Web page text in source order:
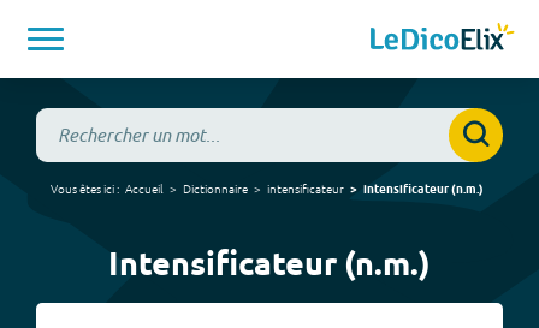
Vous êtes ici : Accueil Dictionnaire intensificateur intensificateur(n.m.)
Intensificateur (n.m.)